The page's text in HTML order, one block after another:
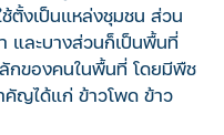
ตั้งเป็นแหล่งชุมชน ส่วน
และบางส่วนก็เป็นพื้นที่
กของคนในพื้นที่ โดยมีพืช
คัญได้แก่ ข้าวโพด ข้าว